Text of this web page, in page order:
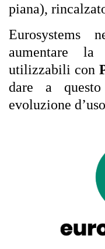
piana),
Eurosystems
aumentare
utilizzabili con
dare a
evoluzione